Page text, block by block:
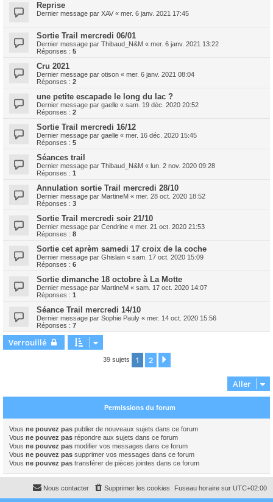
Reprise
Dernier message par XAV « mer. 6 janv. 2021 17:45
Sortie Trail mercredi 06/01
Dernier message par Thibaud_N&M « mer. 6 janv. 2021 13:22
Réponses : 5
Cru 2021
Dernier message par otison « mer. 6 janv. 2021 08:04
Réponses : 2
une petite escapade le long du lac ?
Dernier message par gaelle « sam. 19 déc. 2020 20:52
Réponses : 2
Sortie Trail mercredi 16/12
Dernier message par gaelle « mer. 16 déc. 2020 15:45
Réponses : 5
Séances trail
Dernier message par Thibaud_N&M « lun. 2 nov. 2020 09:28
Réponses : 1
Annulation sortie Trail mercredi 28/10
Dernier message par MartineM « mer. 28 oct. 2020 18:52
Réponses : 3
Sortie Trail mercredi soir 21/10
Dernier message par Cendrine « mer. 21 oct. 2020 21:53
Réponses : 8
Sortie cet aprèm samedi 17 croix de la coche
Dernier message par Ghislain « sam. 17 oct. 2020 15:09
Réponses : 6
Sortie dimanche 18 octobre à La Motte
Dernier message par MartineM « sam. 17 oct. 2020 14:07
Réponses : 1
Séance Trail mercredi 14/10
Dernier message par Sophie Pauly « mer. 14 oct. 2020 15:56
Réponses : 7
Verrouillé
39 sujets 1 2
Aller
Permissions du forum
Vous ne pouvez pas publier de nouveaux sujets dans ce forum
Vous ne pouvez pas répondre aux sujets dans ce forum
Vous ne pouvez pas modifier vos messages dans ce forum
Vous ne pouvez pas supprimer vos messages dans ce forum
Vous ne pouvez pas transférer de pièces jointes dans ce forum
Fuseau horaire sur UTC+02:00
Supprimer les cookies
Nous contacter